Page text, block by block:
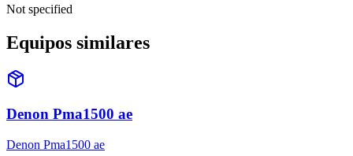
Not specified
Equipos similares
Denon Pma1500 ae
Denon Pma1500 ae